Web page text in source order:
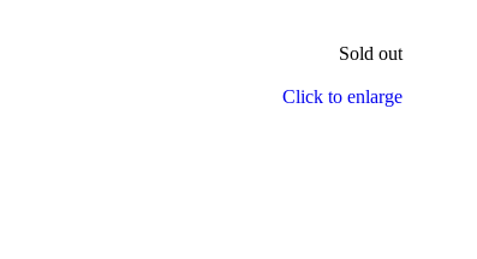
Sold out
Click to enlarge